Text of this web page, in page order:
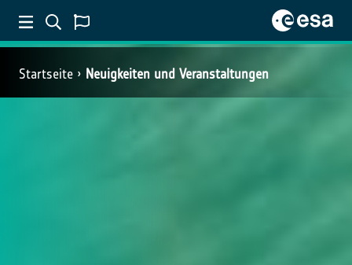
Startseite Neuigkeiten und Veranstaltungen